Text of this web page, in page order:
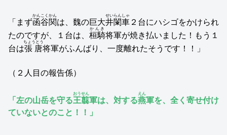
「まず函谷関
かんこくかん
は、魏の巨大井闌車
せいらんしゃ
２台にハシゴをかけられ
たのですが、１台は、 桓騎
かんき
将軍が焼き払いました！もう１
台は張唐
ちょうとう
将軍がふんばり、一度離れたそうです！！」
（２人目の報告係）
「左の山岳を守る王翦
おうせん
軍は、対する燕
えん
軍を、全く寄せ付け
ていないとのこと！！」